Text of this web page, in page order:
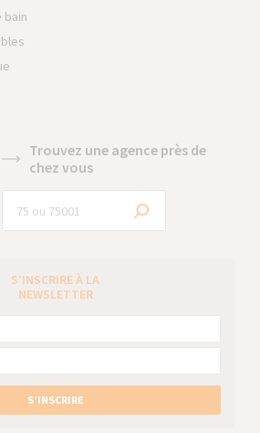
bain
Trouvez une agence près de
chez vous
S’INSCRIRE À LA
NEWSLETTER
S’INSCRIRE